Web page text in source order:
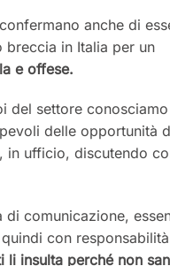
anche di
breccia in Italia per un
e offese.
del settore
delle opportunità
in ufficio, discutendo
comunicazione,
con responsabilità
li insulta perché non